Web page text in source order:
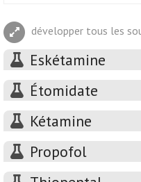
développer tous les
Eskétamine
Étomidate
Kétamine
Propofol